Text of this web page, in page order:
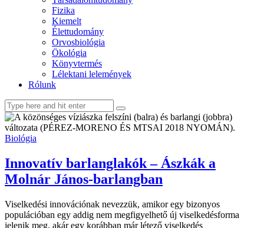
Fizika
Kiemelt
Élettudomány
Orvosbiológia
Ökológia
Könyvtermés
Lélektani lelemények
Rólunk
facebook-
1
youtube-
1
email
Biológia
Innovatív barlanglakók – Ászkák a
Molnár János-barlangban
Viselkedési innovációnak nevezzük, amikor egy bizonyos
populációban egy addig nem megfigyelhető új viselkedésforma
jelenik meg, akár egy korábban már létező viselkedés